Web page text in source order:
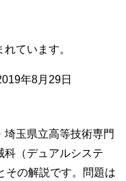
ています。
年8月29日
埼玉県立高等技術専門
科（デュアルシステ
その解説です。問題は